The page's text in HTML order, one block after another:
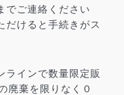
でご連絡ください
だけると手続きがス
ラインで数量限定販
廃棄を限りなく０